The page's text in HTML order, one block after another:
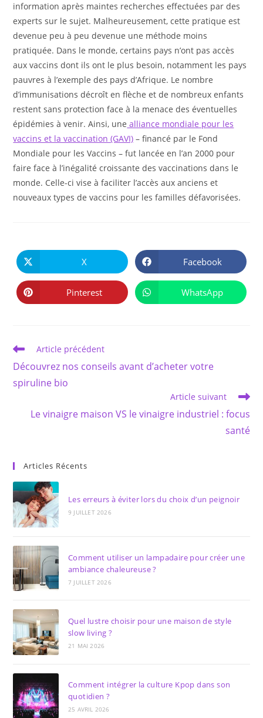
information après maintes recherches effectuées par des
experts sur le sujet. Malheureusement, cette pratique est
devenue peu à peu devenue une méthode moins
pratiquée. Dans le monde, certains pays n’ont pas accès
aux vaccins dont ils ont le plus besoin, notamment les pays
pauvres à l’exemple des pays d’Afrique. Le nombre
d’immunisations décroît en flèche et de nombreux enfants
restent sans protection face à la menace des éventuelles
épidémies à venir. Ainsi, une alliance mondiale pour les
vaccins et la vaccination (GAVI) – financé par le Fond
Mondiale pour les Vaccins – fut lancée en l’an 2000 pour
faire face à l’inégalité croissante des vaccinations dans le
monde. Celle-ci vise à faciliter l’accès aux anciens et
nouveaux types de vaccins pour les familles défavorisées.
CE
CONTENU
Ouvrir
dans
une
autre
fenêtre
X Ouvrir
dans
une
autre
fenêtre
Facebook
Ouvrir
dans
Pinterest Ouvrir
dans
WhatsApp
Read
more
articles
Article précédent
Découvrez nos conseils avant d’acheter votre
spiruline bio
Article suivant
Le vinaigre maison VS le vinaigre industriel : focus
santé
Articles Récents
Les erreurs à éviter lors du choix d’un peignoir
9 JUILLET 2026
Comment utiliser un lampadaire pour créer une
ambiance chaleureuse ?
7 JUILLET 2026
Quel lustre choisir pour une maison de style
slow living ?
21 MAI 2026
Comment intégrer la culture Kpop dans son
quotidien ?
25 AVRIL 2026